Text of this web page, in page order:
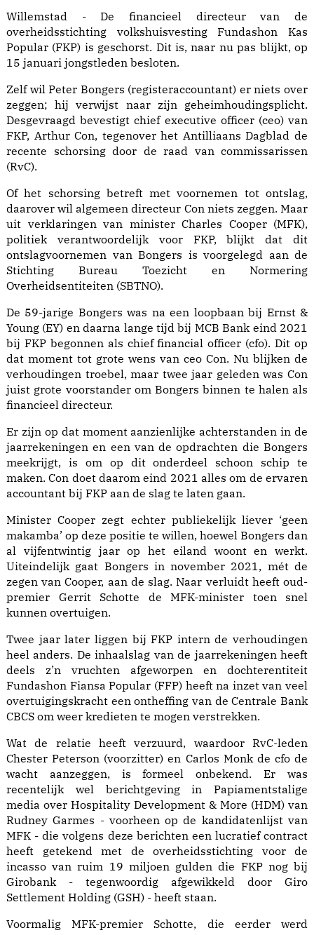
Willemstad - De financieel directeur van de
overheidsstichting volkshuisvesting Fundashon Kas
Popular (FKP) is geschorst. Dit is, naar nu pas blijkt, op
15 januari jongstleden besloten.
Zelf wil Peter Bongers (registeraccountant) er niets over
zeggen; hij verwijst naar zijn geheimhoudingsplicht.
Desgevraagd bevestigt chief executive officer (ceo) van
FKP, Arthur Con, tegenover het Antilliaans Dagblad de
recente schorsing door de raad van commissarissen
(RvC).
Of het schorsing betreft met voornemen tot ontslag,
daarover wil algemeen directeur Con niets zeggen. Maar
uit verklaringen van minister Charles Cooper (MFK),
politiek verantwoordelijk voor FKP, blijkt dat dit
ontslagvoornemen van Bongers is voorgelegd aan de
Stichting Bureau Toezicht en Normering
Overheidsentiteiten (SBTNO).
De 59-jarige Bongers was na een loopbaan bij Ernst &
Young (EY) en daarna lange tijd bij MCB Bank eind 2021
bij FKP begonnen als chief financial officer (cfo). Dit op
dat moment tot grote wens van ceo Con. Nu blijken de
verhoudingen troebel, maar twee jaar geleden was Con
juist grote voorstander om Bongers binnen te halen als
financieel directeur.
Er zijn op dat moment aanzienlijke achterstanden in de
jaarrekeningen en een van de opdrachten die Bongers
meekrijgt, is om op dit onderdeel schoon schip te
maken. Con doet daarom eind 2021 alles om de ervaren
accountant bij FKP aan de slag te laten gaan.
Minister Cooper zegt echter publiekelijk liever ‘geen
makamba’ op deze positie te willen, hoewel Bongers dan
al vijfentwintig jaar op het eiland woont en werkt.
Uiteindelijk gaat Bongers in november 2021, mét de
zegen van Cooper, aan de slag. Naar verluidt heeft oud-
premier Gerrit Schotte de MFK-minister toen snel
kunnen overtuigen.
Twee jaar later liggen bij FKP intern de verhoudingen
heel anders. De inhaalslag van de jaarrekeningen heeft
deels z’n vruchten afgeworpen en dochterentiteit
Fundashon Fiansa Popular (FFP) heeft na inzet van veel
overtuigingskracht een ontheffing van de Centrale Bank
CBCS om weer kredieten te mogen verstrekken.
Wat de relatie heeft verzuurd, waardoor RvC-leden
Chester Peterson (voorzitter) en Carlos Monk de cfo de
wacht aanzeggen, is formeel onbekend. Er was
recentelijk wel berichtgeving in Papiamentstalige
media over Hospitality Development & More (HDM) van
Rudney Garmes - voorheen op de kandidatenlijst van
MFK - die volgens deze berichten een lucratief contract
heeft getekend met de overheidsstichting voor de
incasso van ruim 19 miljoen gulden die FKP nog bij
Girobank - tegenwoordig afgewikkeld door Giro
Settlement Holding (GSH) - heeft staan.
Voormalig MFK-premier Schotte, die eerder werd